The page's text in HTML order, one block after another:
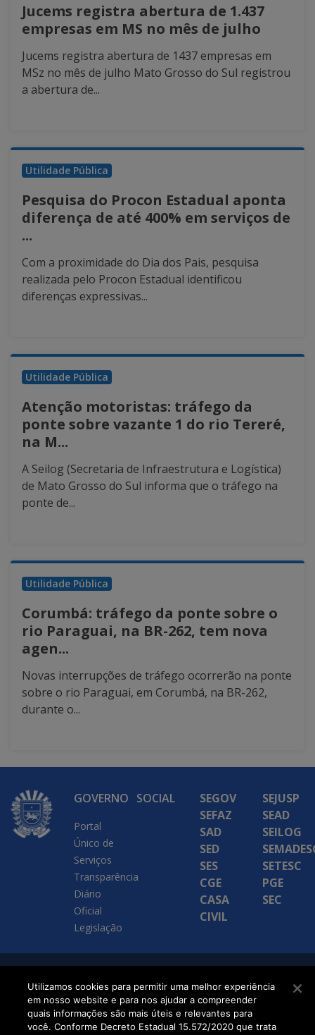
Jucems registra abertura de 1.437
empresas em MS no mês de julho
Jucems registra abertura de 1437 empresas em
MSz no mês de julho Mato Grosso do Sul registrou
a abertura de...
Utilidade Pública
Pesquisa do Procon Estadual aponta
diferença de até 400% em serviços de
...
Com a proximidade do Dia dos Pais, pesquisa
realizada pelo Procon Estadual identificou
diferenças expressivas...
Utilidade Pública
Atenção motoristas: tráfego da
ponte sobre vazante 1 do rio Tereré,
na M...
A Seilog (Secretaria de Infraestrutura e Logística)
de Mato Grosso do Sul informa que o tráfego na
ponte de...
Utilidade Pública
Corumbá: tráfego da ponte sobre o
rio Paraguai, na BR-262, tem nova
agen...
Novas interrupções de tráfego ocorrerão na ponte
sobre o rio Paraguai, em Corumbá, na BR-262,
durante o...
GOVERNO
Portal
Único de
Serviços
Transparência
Diário
Oficial
Legislação
SOCIAL
SEGOV
SEFAZ
SAD
SED
SES
CGE
CASA
CIVIL
SEJUSP
SEAD
SEILOG
SETESC
PGE
SEC
SETDIG | Secretaria-
Executiva de
Transformação Digital
Utilizamos cookies para permitir uma melhor experiência
em nosso website e para nos ajudar a compreender
quais informações são mais úteis e relevantes para
você. Conforme Decreto Estadual 15.572/2020 que trata